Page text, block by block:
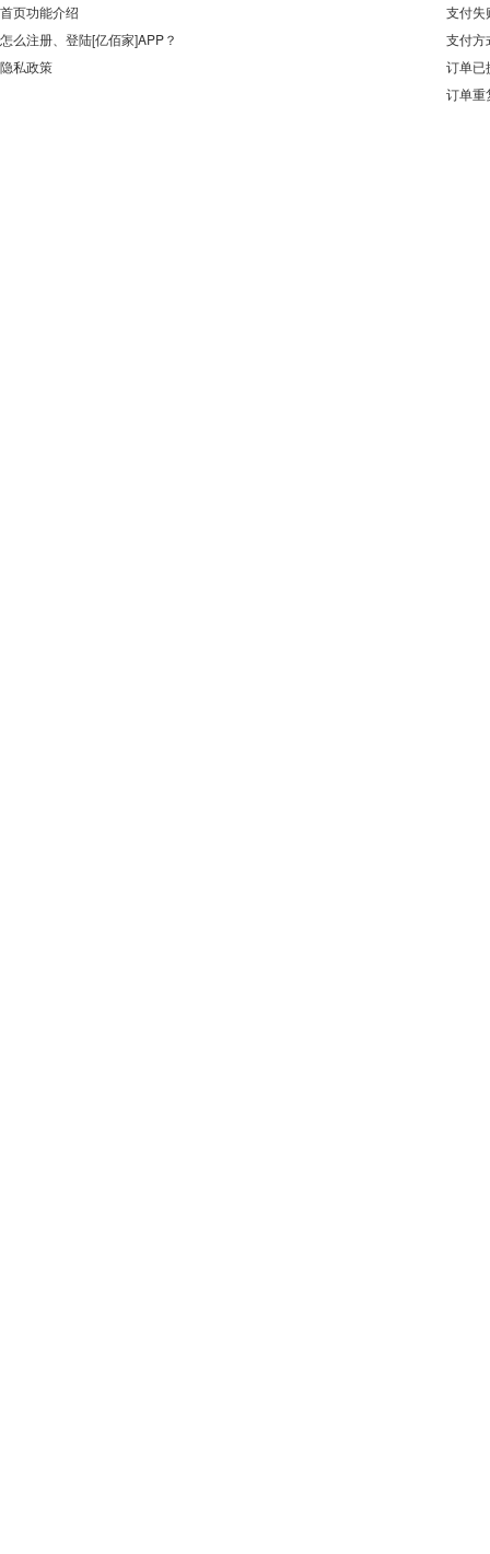
首页功能介绍
怎么注册、登陆[亿佰家]APP？
隐私政策
支付失
支付方
订单已
订单重